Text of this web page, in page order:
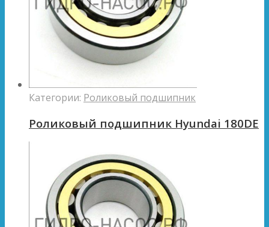
Категории: Роликовый подшипник
Роликовый подшипник Hyundai 180DE